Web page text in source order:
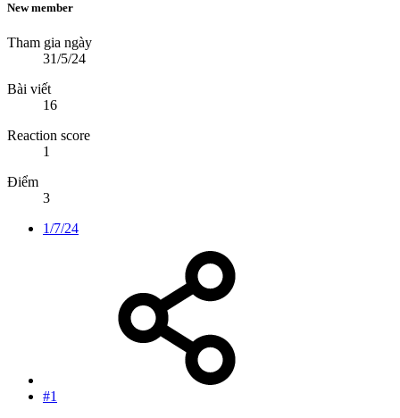
New member
Tham gia ngày
31/5/24
Bài viết
16
Reaction score
1
Điểm
3
1/7/24
#1